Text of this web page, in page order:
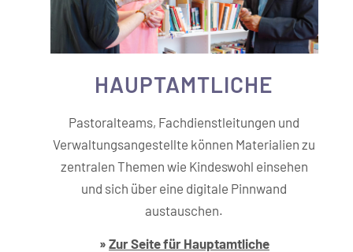
HAUPT­­AMTLICHE
Pastoralteams, Fachdienstleitungen und
Verwaltungsangestellte können Materialien zu
zentralen Themen wie Kindeswohl einsehen
und sich über eine digitale Pinnwand
austauschen.
» Zur Seite für Hauptamtliche